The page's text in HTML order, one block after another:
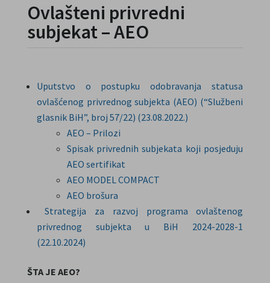
Ovlašteni privredni
subjekat – AEO
Uputstvo o postupku odobravanja statusa
ovlašćenog privrednog subjekta (AEO) (“Službeni
glasnik BiH”, broj 57/22) (23.08.2022.)
AEO – Prilozi
Spisak privrednih subjekata koji posjeduju
AEO sertifikat
AEO MODEL COMPACT
AEO brošura
Strategija za razvoj programa ovlaštenog
privrednog subjekta u BiH 2024-2028-1
(22.10.2024)
ŠTA JE AEO?